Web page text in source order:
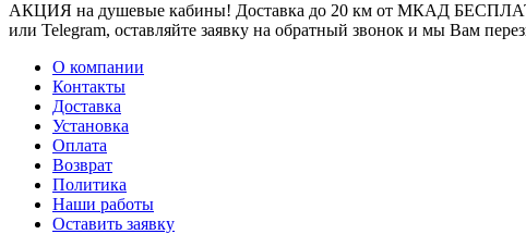
АКЦИЯ на душевые кабины! Доставка до 20 км от МКАД
или Telegram, оставляйте заявку на обратный звонок и мы Вам
О компании
Контакты
Доставка
Установка
Оплата
Возврат
Политика
Наши работы
Оставить заявку